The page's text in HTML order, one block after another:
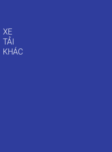
XE
TẢI
KHÁC